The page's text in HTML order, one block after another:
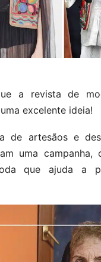
a revista de
excelente ideia!
de artesãos e
uma campanha,
que ajuda a